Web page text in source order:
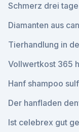
Schmerz drei
Diamanten aus
Tierhandlung in
Vollwertkost 365
Hanf shampoo
Der hanfladen
Ist celebrex gut